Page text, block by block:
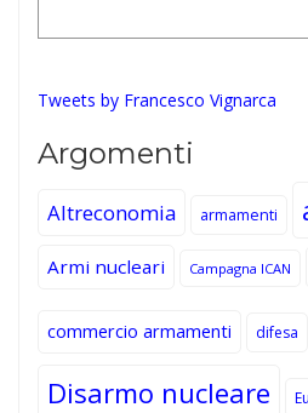
Tweets by Francesco Vignarca
Argomenti
Altreconomia armamenti
Armi nucleari Campagna ICAN
commercio armamenti difesa
Disarmo nucleare